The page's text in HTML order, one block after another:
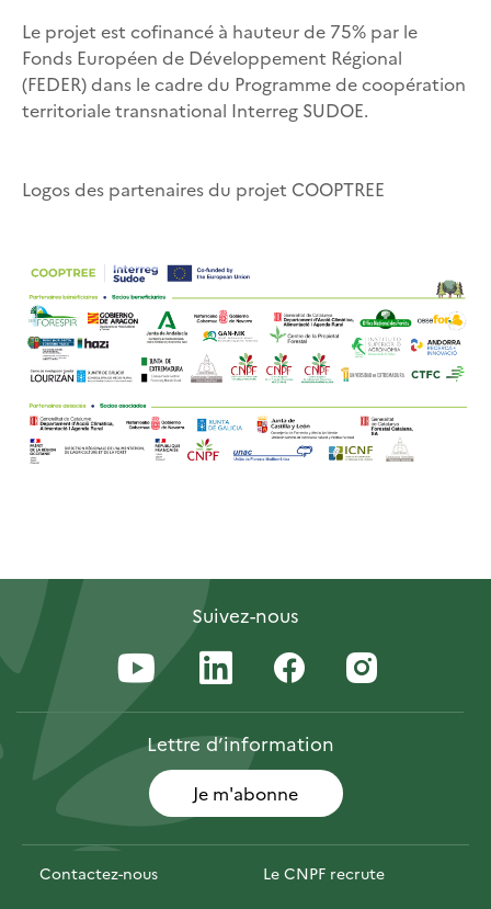
Le projet est cofinancé à hauteur de 75% par le
Fonds Européen de Développement Régional
(FEDER) dans le cadre du Programme de coopération
territoriale transnational Interreg SUDOE.
Logos des partenaires du projet COOPTREE
Suivez-nous
Lettred’information
Je m'abonne
Contactez-nous Le CNPF recrute